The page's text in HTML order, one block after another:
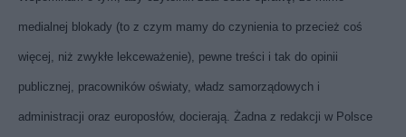
medialnej blokady (to z czym mamy do czynienia to przecież coś
więcej, niż zwykłe lekceważenie), pewne treści i tak do opinii
publicznej, pracowników oświaty, władz samorządowych i
administracji oraz europosłów, docierają. Żadna z redakcji w Polsce